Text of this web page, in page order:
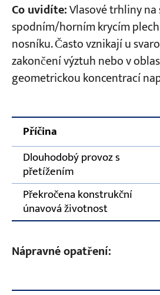
Co uvidíte:Vlasové trhliny
spodním/horním krycím
nosníku. Často vznikají u
zakončení výztuh nebo v
geometrickou koncentrací
Příčina
Dlouhodobý provoz s
přetížením
Překročena konstrukční
únavová životnost
Nápravné opatření: